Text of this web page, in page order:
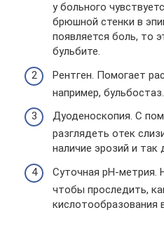
у больного
брюшной стенки в
появляется боль, то
бульбите.
Рентген. Помогает
например, бульбостаз.
Дуоденоскопия. С
разглядеть отек
наличие эрозий и так
Суточная рН-метрия.
чтобы проследить,
кислотообразования